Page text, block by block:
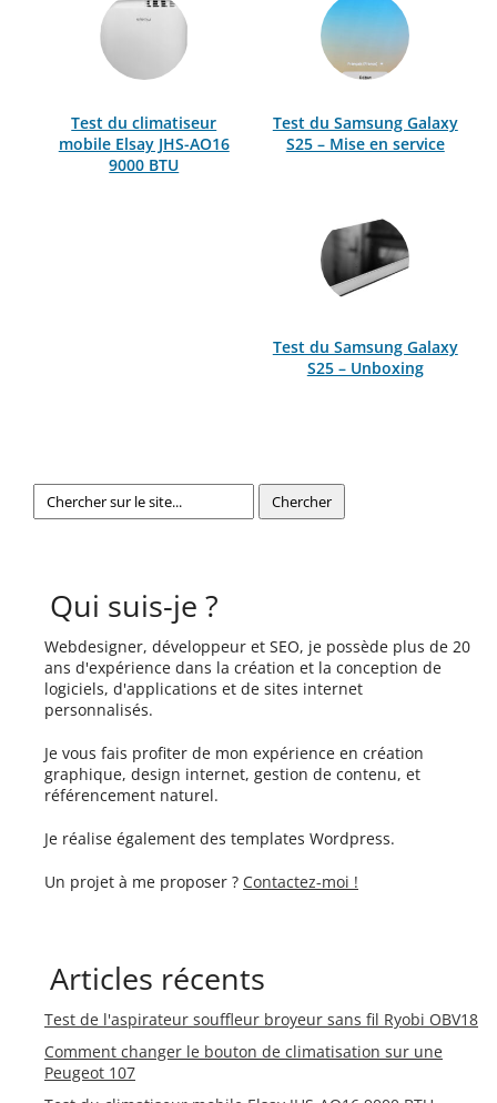
Test du climatiseur
mobile Elsay JHS-AO16
9000 BTU
Test du Samsung Galaxy
S25 – Mise en service
Test du Samsung Galaxy
S25 – Unboxing
Qui suis-je ?
Webdesigner, développeur et SEO, je possède plus de 20
ans d'expérience dans la création et la conception de
logiciels, d'applications et de sites internet
personnalisés.
Je vous fais profiter de mon expérience en création
graphique, design internet, gestion de contenu, et
référencement naturel.
Je réalise également des templates Wordpress.
Un projet à me proposer ? Contactez-moi !
Articles récents
Test de l'aspirateur souffleur broyeur sans fil Ryobi OBV18
Comment changer le bouton de climatisation sur une
Peugeot 107